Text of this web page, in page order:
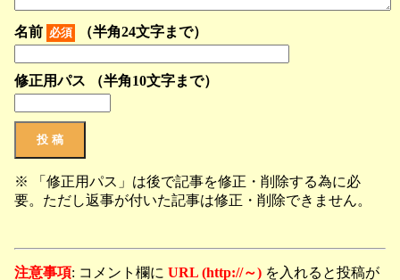
名前 必須 （半角24文字まで）
修正用パス （半角10文字まで）
※ 「修正用パス」は後で記事を修正・削除する為に必
要。ただし返事が付いた記事は修正・削除できません。
注意事項: コメント欄に URL (http://～) を入れると投稿が